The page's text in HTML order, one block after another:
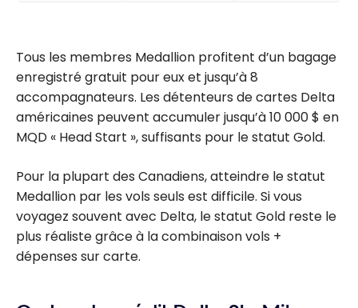
Tous les membres Medallion profitent d’un bagage
enregistré gratuit pour eux et jusqu’à 8
accompagnateurs. Les détenteurs de cartes Delta
américaines peuvent accumuler jusqu’à 10 000 $ en
MQD « Head Start », suffisants pour le statut Gold.
Pour la plupart des Canadiens, atteindre le statut
Medallion par les vols seuls est difficile. Si vous
voyagez souvent avec Delta, le statut Gold reste le
plus réaliste grâce à la combinaison vols +
dépenses sur carte.